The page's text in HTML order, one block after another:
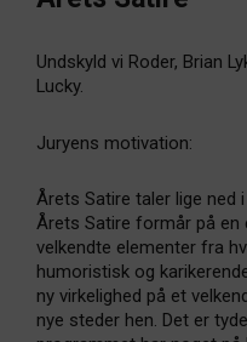
Undskyld vi Roder, Brian
Lucky.
Juryens motivation:
Årets Satire taler lige ned
Årets Satire formår på en
velkendte elementer fra
humoristisk og
ny virkelighed på et
nye steder hen. Det er